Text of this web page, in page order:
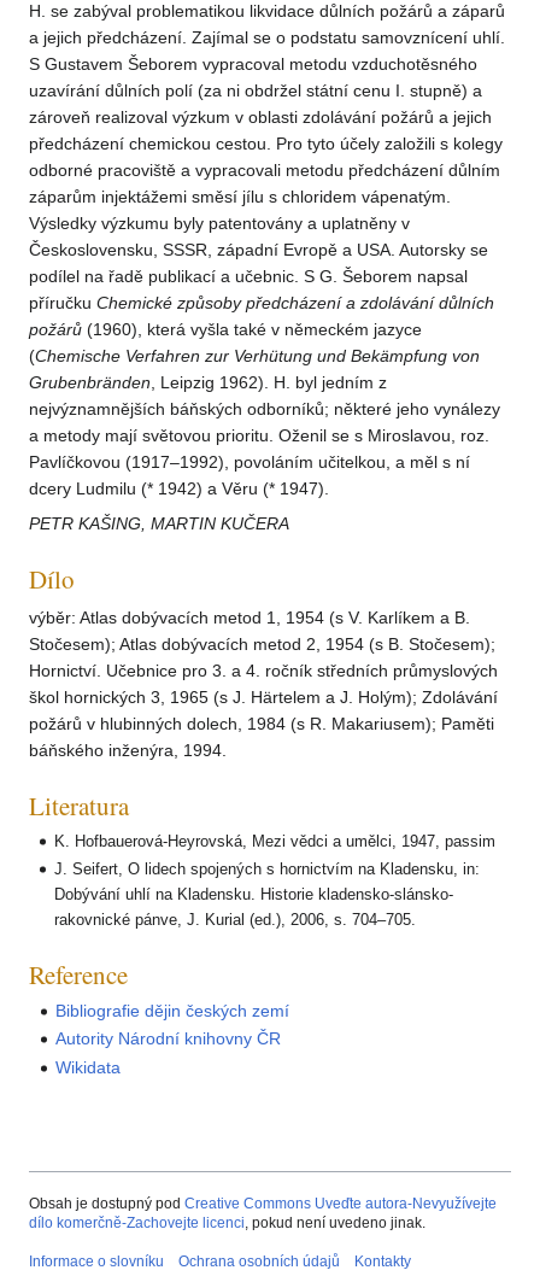
H. se zabýval problematikou likvidace důlních požárů a záparů
a jejich předcházení. Zajímal se o podstatu samovznícení uhlí.
S Gustavem Šeborem vypracoval metodu vzduchotěsného
uzavírání důlních polí (za ni obdržel státní cenu I. stupně) a
zároveň realizoval výzkum v oblasti zdolávání požárů a jejich
předcházení chemickou cestou. Pro tyto účely založili s kolegy
odborné pracoviště a vypracovali metodu předcházení důlním
záparům injektážemi směsí jílu s chloridem vápenatým.
Výsledky výzkumu byly patentovány a uplatněny v
Československu, SSSR, západní Evropě a USA. Autorsky se
podílel na řadě publikací a učebnic. S G. Šeborem napsal
příručku Chemické způsoby předcházení a zdolávání důlních
požárů (1960), která vyšla také v německém jazyce
(Chemische Verfahren zur Verhütung und Bekämpfung von
Grubenbränden , Leipzig 1962). H. byl jedním z
nejvýznamnějších báňských odborníků; některé jeho vynálezy
a metody mají světovou prioritu. Oženil se s Miroslavou, roz.
Pavlíčkovou (1917–1992), povoláním učitelkou, a měl s ní
dcery Ludmilu (* 1942) a Věru (* 1947).
PETR KAŠING, MARTIN KUČERA
Dílo
výběr: Atlas dobývacích metod 1, 1954 (s V. Karlíkem a B.
Stočesem); Atlas dobývacích metod 2, 1954 (s B. Stočesem);
Hornictví. Učebnice pro 3. a 4. ročník středních průmyslových
škol hornických 3, 1965 (s J. Härtelem a J. Holým); Zdolávání
požárů v hlubinných dolech, 1984 (s R. Makariusem); Paměti
báňského inženýra, 1994.
Literatura
K. Hofbauerová-Heyrovská, Mezi vědci a umělci, 1947, passim
J. Seifert, O lidech spojených s hornictvím na Kladensku, in:
Dobývání uhlí na Kladensku. Historie kladensko-slánsko-
rakovnické pánve, J. Kurial (ed.), 2006, s. 704–705.
Reference
Bibliografie dějin českých zemí
Autority Národní knihovny ČR
Wikidata
Obsah je dostupný pod Creative Commons Uveďte autora-Nevyužívejte
dílo komerčně-Zachovejte licenci, pokud není uvedeno jinak.
Informace o slovníku Ochrana osobních údajů Kontakty